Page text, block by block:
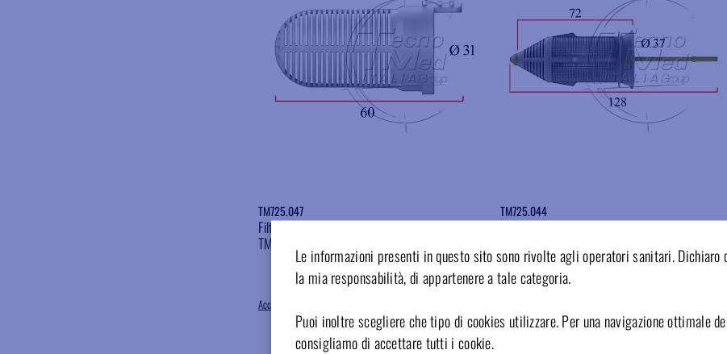
Le informazioni presenti in questo sito sono rivolte agli operatori sanitari. Dichiaro
la mia responsabilità, di appartenere a tale categoria.
Puoi inoltre scegliere che tipo di cookies utilizzare. Per una navigazione ottimale
consigliamo di accettare tutti i cookie.
TM725.047
Filtro ricambio 31 x 60mm per TMY70270E –
TMG70270E, confezione 5 pezzi
Disponibile
Accedi per il prezzo
TM725.044
Filtro ricambio 37 x 72mm stelo l.128mm per
Disponibile